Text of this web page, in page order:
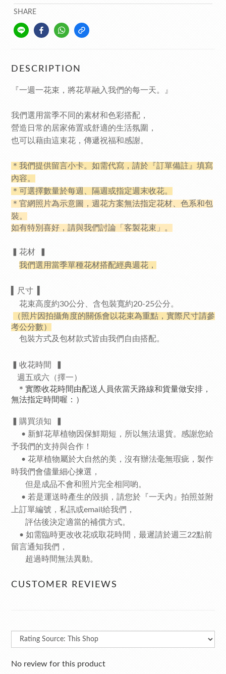
SHARE
DESCRIPTION
『一週一花束，將花草融入我們的每一天。』
我們選用當季不同的素材和色彩搭配，
營造日常的居家佈置或舒適的生活氛圍，
也可以藉由這束花，傳遞祝福和感謝。
＊我們提供留言小卡。如需代寫，請於『訂單備註』填寫
內容。
＊可選擇數量於每週、隔週或指定週末收花。
＊ 官網照片為示意圖，週花方案無法指定花材、色系和包
裝。
如有特別喜好，請與我們討論「客製花束」。
▍花材
我們選用當季單種花材搭配經典週花，
尺寸
花束高度約30公分
含包裝寬約20-25公分。
（照片因拍攝角度的關係會以花束為重點，實際尺寸請參
考公分數）
包裝方式及包材款式皆由我們自由搭配。
▍收花時間
週五或六（擇一）
＊實際收花時間由配送人員依當天路線和貨量做安排，
無法指定時間喔：）
購買須知
• 新鮮花草植物因保鮮期短，所以無法退貨。感謝您給
予我們的支持與合作！
• 花草植物屬於大自然的美，沒有辦法毫無瑕疵，製作
時我們會儘量細心揀選，
但是成品不會和照片完全相同喲。
• 若是運送時產生的毀損，請您於『一天內』拍照並附
上訂單編號，私訊或email給我們，
評估後決定適當的補償方式。
• 如需臨時更改收花或取花時間，最遲請於週三22點前
留言通知我們，
超過時間無法異動。
CUSTOMER REVIEWS
No review for this product